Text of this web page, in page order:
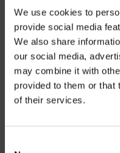
We use cookies to
provide social media
We also share
our social media,
may combine it with
provided to them or that
of their services.
BLI KUNDE
Kjøp enkelt NeoLifes
høy kvalitet i
NEOLIFE